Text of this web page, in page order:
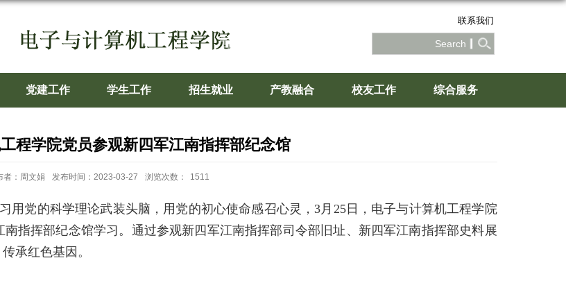
联系我们
党建工作 学生工作 招生就业 产教融合 校友工作 综合服务
程学院党员参观新四军江南指挥部纪念馆
者：周文娟 发布时间：2023-03-27 浏览次数： 1511
用党的科学理论武装头脑，用党的初心使命感召心灵，3月 25日，电子与计算机工程学院
指挥部纪念馆学习。通过参观新四军江南指挥部司令部旧址、新四军江南指挥部史料展
承红色基因。